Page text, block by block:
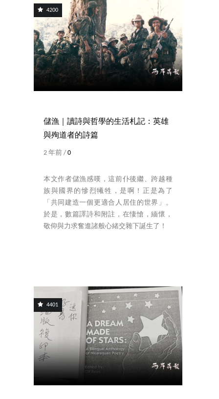
4200
儲漁｜讀詩與哲學的生活札記：英雄
與殉道者的詩篇
2 年前 /0
本文作者儲漁感嘆，這前仆後繼、跨越種
族與國界的慘烈犧牲，是啊！正是為了
「共同建造一個更適合人居住的世界」。
於是，數篇譯詩和附註，在悽愴，緬懷，
敬仰與力求奮進諸般心緒交雜下誕生了！
4401